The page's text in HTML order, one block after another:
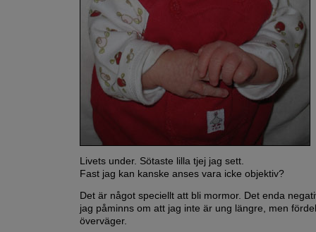
Livets under. Sötaste lilla tjej jag sett.
Fast jag kan kanske anses vara icke objektiv?
Det är något speciellt att bli mormor. Det enda
jag påminns om att jag inte är ung längre, men
överväger.